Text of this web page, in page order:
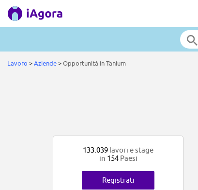
Lavoro >Aziende>Opportunità in Tanium
133.039 lavori e stage
in 154Paesi
Registrati